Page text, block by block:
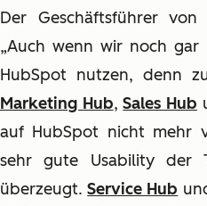
Der Geschäftsführer
„Auch wenn wir noch
HubSpot nutzen, denn
Marketing Hub,Sales Hub
auf HubSpot nicht mehr
sehr gute Usability der
überzeugt.Service Hub